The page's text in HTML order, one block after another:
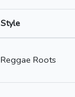
Style
Reggae Roots